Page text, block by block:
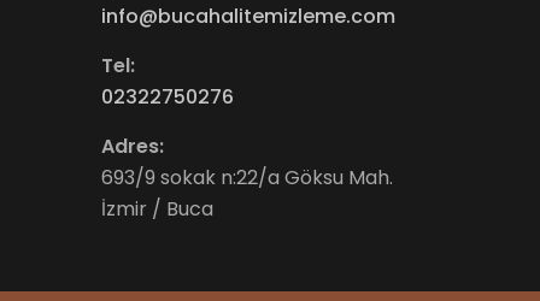
info@bucahalitemizleme.com
Tel:
02322750276
Adres:
693/9 sokak n:22/a Göksu Mah.
İzmir / Buca